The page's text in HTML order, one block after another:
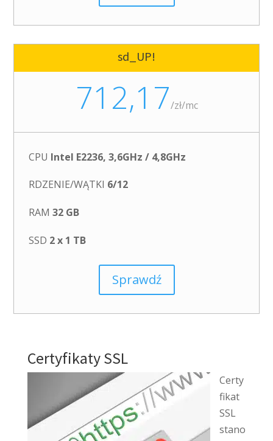
sd_UP!
712,17/zł/mc
CPU Intel E2236, 3,6GHz / 4,8GHz
RDZENIE/WĄTKI 6/12
RAM32 GB
SSD 2 x 1 TB
Sprawdź
Certyfikaty SSL
Certy
fikat
SSL
stano